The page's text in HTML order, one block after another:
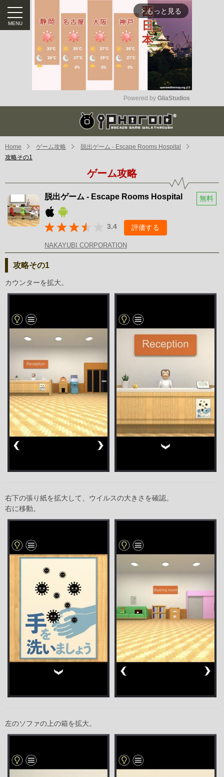
arrow_forward_ios もっと見る
Mute
Powered by GliaStudios
Home ゲーム攻略
脱出ゲーム - Escape Rooms Hospital
攻略その1
ゲーム攻略
脱出ゲーム - Escape Rooms Hospital 無料
3.4 評価する
NAKAYUBI CORPORATION
攻略その1
カウンターを拡大。
右下の張り紙を拡大して、ウイルスの大きさを確認。
右に移動。
左のソファの上の箱を拡大。